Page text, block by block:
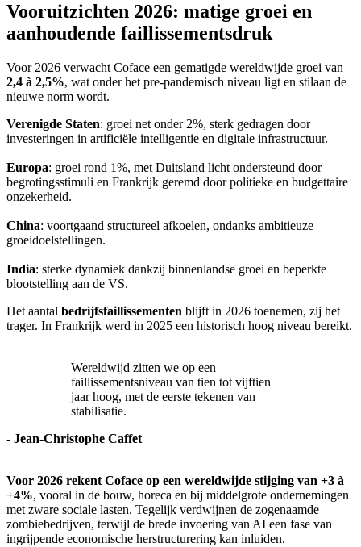
Vooruitzichten 2026: matige groei en
aanhoudende faillissementsdruk
Voor 2026 verwacht Coface een gematigde wereldwijde groei van
2,4 à 2,5%, wat onder het pre‑pandemisch niveau ligt en stilaan de
nieuwe norm wordt.
Verenigde Staten: groei net onder 2%, sterk gedragen door
investeringen in artificiële intelligentie en digitale infrastructuur.
Europa: groei rond 1%, met Duitsland licht ondersteund door
begrotingsstimuli en Frankrijk geremd door politieke en budgettaire
onzekerheid.
China: voortgaand structureel afkoelen, ondanks ambitieuze
groeidoelstellingen.
India: sterke dynamiek dankzij binnenlandse groei en beperkte
blootstelling aan de VS.
Het aantal bedrijfsfaillissementen blijft in 2026 toenemen, zij het
trager. In Frankrijk werd in 2025 een historisch hoog niveau bereikt.
Wereldwijd zitten we op een
faillissementsniveau van tien tot vijftien
jaar hoog, met de eerste tekenen van
stabilisatie.
- Jean-Christophe Caffet
Voor 2026 rekent Coface op een wereldwijde stijging van +3 à
+4%, vooral in de bouw, horeca en bij middelgrote ondernemingen
met zware sociale lasten. Tegelijk verdwijnen de zogenaamde
zombiebedrijven, terwijl de brede invoering van AI een fase van
ingrijpende economische herstructurering kan inluiden.